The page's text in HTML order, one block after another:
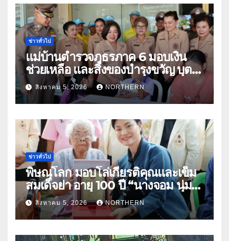
ข่าวทั่วไป
แม่บ้านตำรวจภูธรภาค 6 มอบเงิน
ช่วยเหลือ และสิ่งของบำรุงขวัญ บุตร-
ธิดา ข้าราชการตำรวจจังหวัด
อุทัยธานี
สิงหาคม 5, 2026 NORTHERN
ข่าวทั่วไป
พิษณุโลก มอบโล่เกียรติคุณและเข็ม
สมเด็จย่า อายุ 100 ปี “นางจอม นุ่ม
เนตร” ตำบลบ้านกร่าง อำเภอเมือง
สิงหาคม 5, 2026 NORTHERN